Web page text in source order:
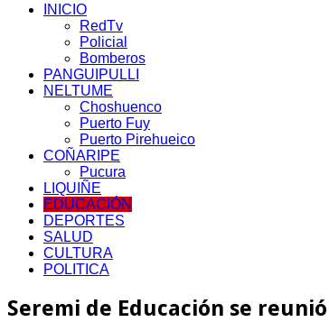
INICIO
RedTv
Policial
Bomberos
PANGUIPULLI
NELTUME
Choshuenco
Puerto Fuy
Puerto Pirehueico
COÑARIPE
Pucura
LIQUIÑE
EDUCACIÓN
DEPORTES
SALUD
CULTURA
POLITICA
Seremi de Educación se